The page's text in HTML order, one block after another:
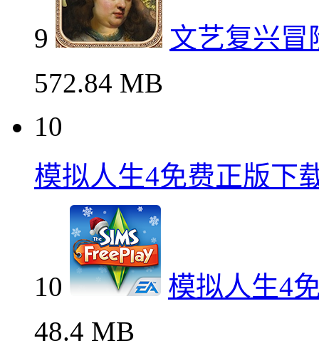
9
文艺复兴冒
572.84 MB
10
模拟人生4免费正版下
10
模拟人生4
48.4 MB